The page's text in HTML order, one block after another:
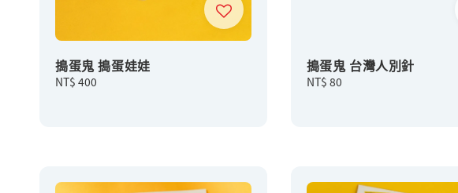
搗蛋鬼 搗蛋娃娃
Regular
NT$ 400
搗蛋鬼 台灣人別針
Regular
NT$ 80